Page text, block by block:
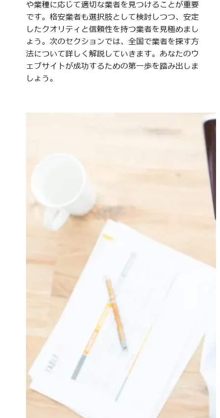
や業種に応じて適切な業者を見つけることが重要
です。格安業者も選択肢として検討しつつ、安定
したクオリティと信頼性を持つ業者を見極めまし
ょう。次のセクションでは、全国で業者を探す方
法について詳しく解説していきます。あなたのウ
ェブサイトが成功するための第一歩を踏み出しま
しょう。